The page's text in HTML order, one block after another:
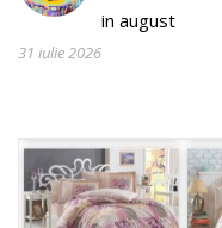
in august
31 iulie 2026